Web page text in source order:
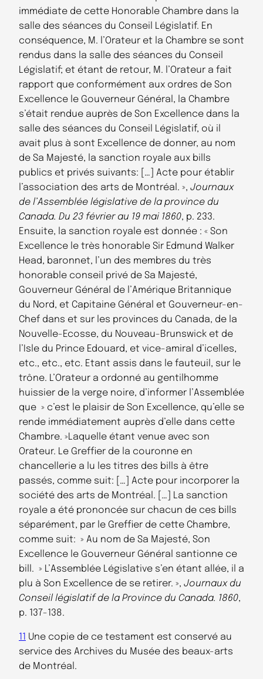
immédiate de cette Honorable Chambre dans la
salle des séances du Conseil Législatif. En
conséquence, M. l’Orateur et la Chambre se sont
rendus dans la salle des séances du Conseil
Législatif; et étant de retour, M. l’Orateur a fait
rapport que conformément aux ordres de Son
Excellence le Gouverneur Général, la Chambre
s’était rendue auprès de Son Excellence dans la
salle des séances du Conseil Législatif, où il
avait plus à sont Excellence de donner, au nom
de Sa Majesté, la sanction royale aux bills
publics et privés suivants: […] Acte pour établir
l’association des arts de Montréal. », Journaux
de l’Assemblée législative de la province du
Canada. Du 23 février au 19 mai 1860, p. 233.
Ensuite, la sanction royale est donnée : « Son
Excellence le très honorable Sir Edmund Walker
Head, baronnet, l’un des membres du très
honorable conseil privé de Sa Majesté,
Gouverneur Général de l’Amérique Britannique
du Nord, et Capitaine Général et Gouverneur-en-
Chef dans et sur les provinces du Canada, de la
Nouvelle-Ecosse, du Nouveau-Brunswick et de
l’Isle du Prince Edouard, et vice-amiral d’icelles,
etc., etc., etc. Etant assis dans le fauteuil, sur le
trône. L’Orateur a ordonné au gentilhomme
huissier de la verge noire, d’informer l’Assemblée
que » c’est le plaisir de Son Excellence, qu’elle se
rende immédiatement auprès d’elle dans cette
Chambre. »Laquelle étant venue avec son
Orateur. Le Greffier de la couronne en
chancellerie a lu les titres des bills à être
passés, comme suit: […] Acte pour incorporer la
société des arts de Montréal. […] La sanction
royale a été prononcée sur chacun de ces bills
séparément, par le Greffier de cette Chambre,
comme suit: » Au nom de Sa Majesté, Son
Excellence le Gouverneur Général santionne ce
bill. » L’Assemblée Législative s’en étant allée, il a
plu à Son Excellence de se retirer. », Journaux du
Conseil législatif de la Province du Canada. 1860,
p. 137-138.
11 Une copie de ce testament est conservé au
service des Archives du Musée des beaux-arts
de Montréal.